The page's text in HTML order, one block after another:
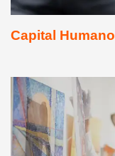
Capital Humano